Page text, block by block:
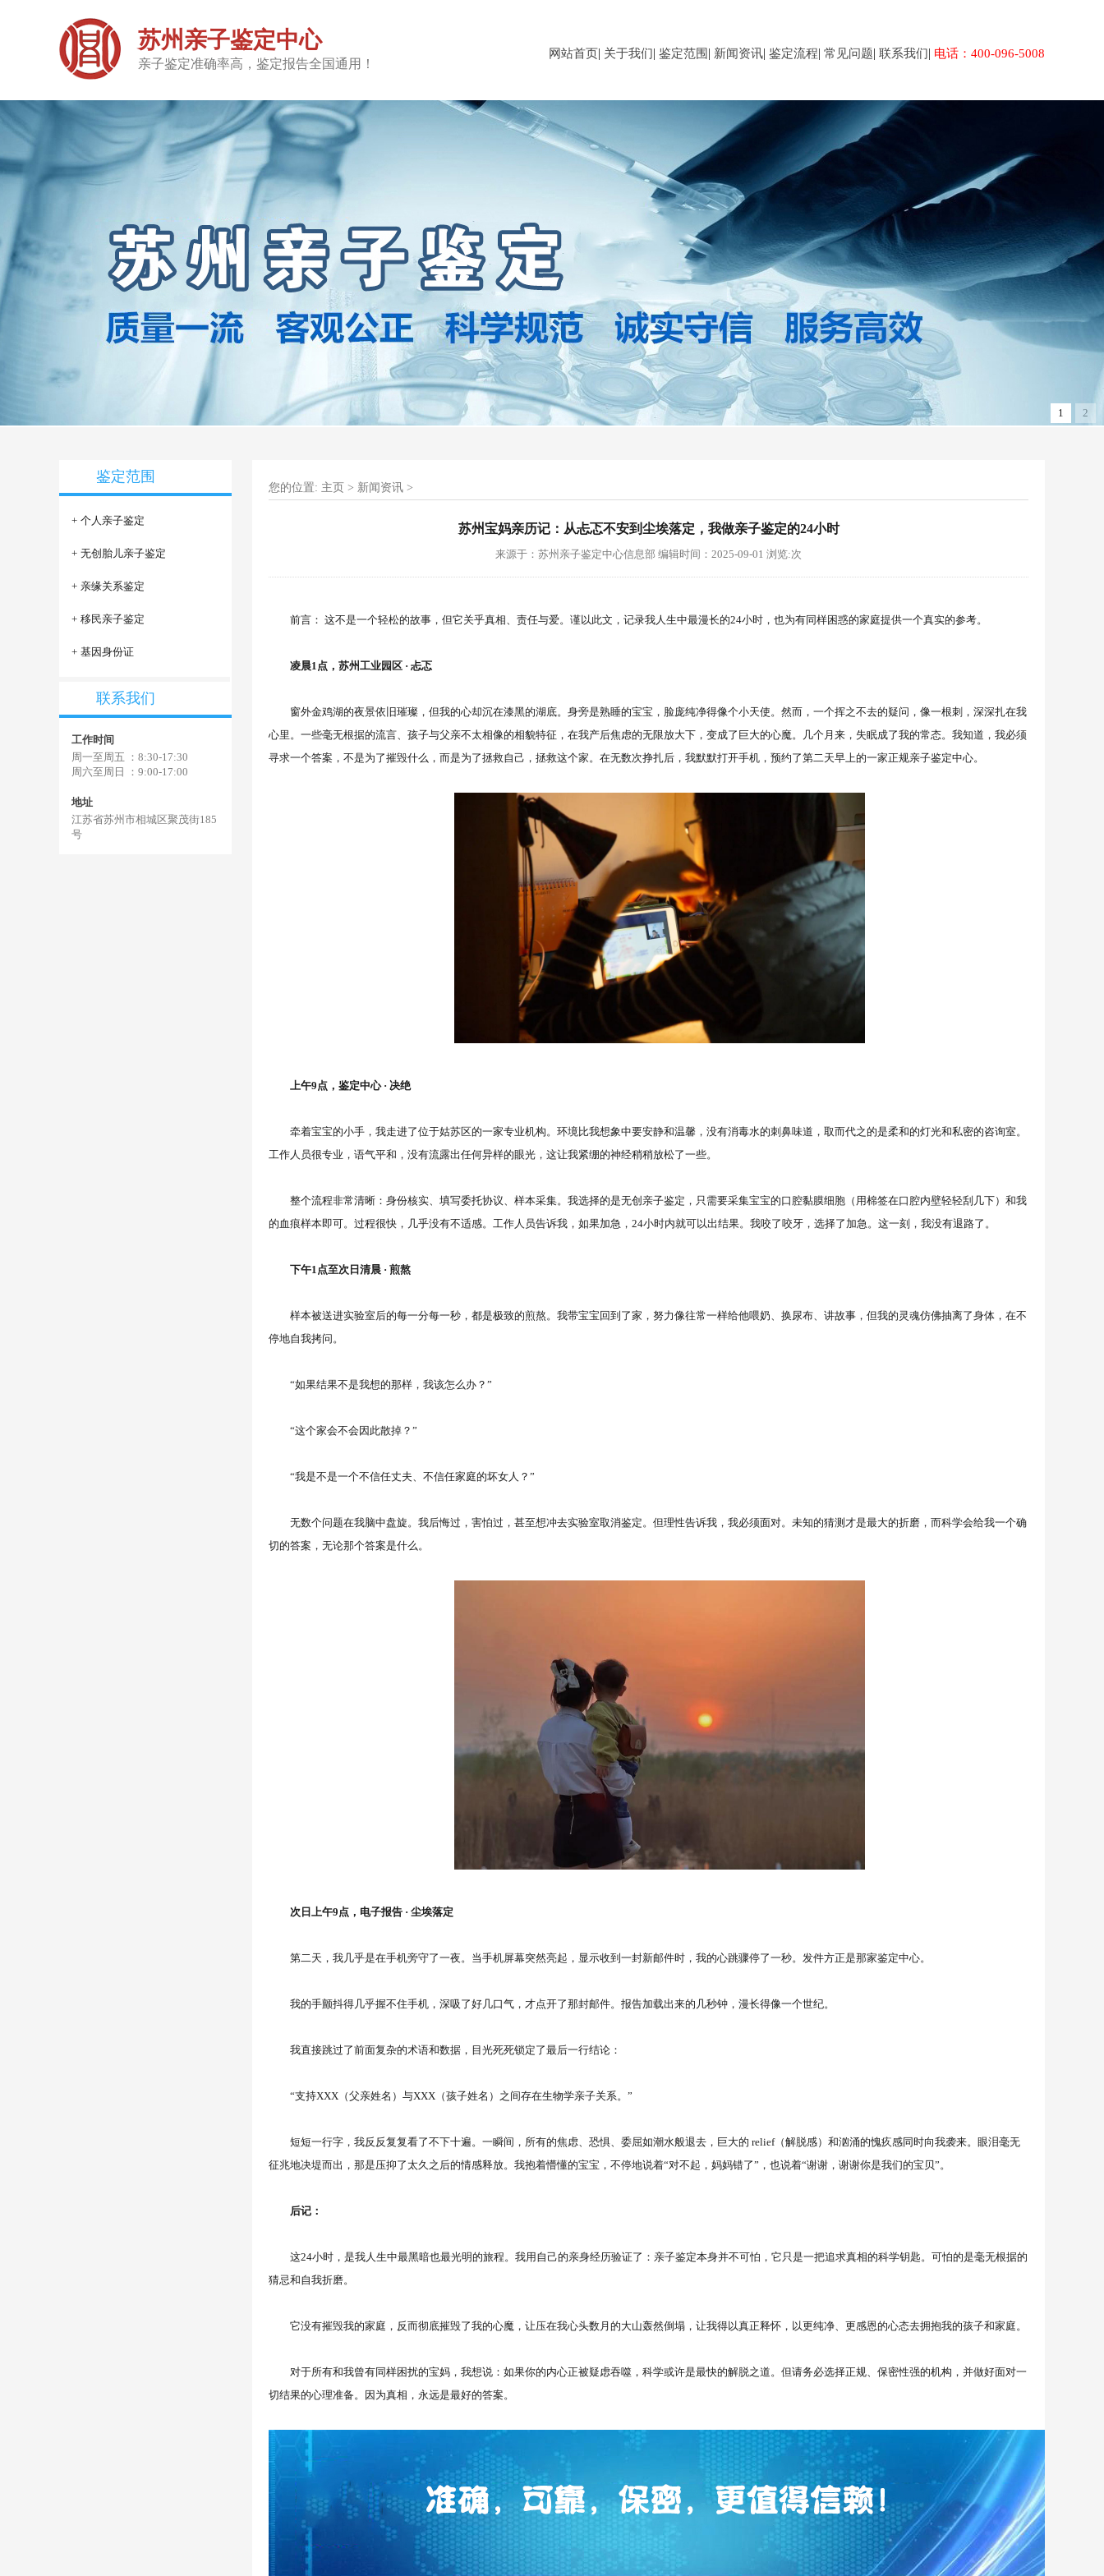
苏州亲子鉴定中心
亲子鉴定准确率高，鉴定报告全国通用！
网站首页| 关于我们| 鉴定范围 | 新闻资讯| 鉴定流程| 常见问题| 联系我们| 电话：400-096-5008
1 2
鉴定范围
+ 个人亲子鉴定
+ 无创胎儿亲子鉴定
+ 亲缘关系鉴定
+ 移民亲子鉴定
+ 基因身份证
联系我们
工作时间
周一至周五 ：8:30-17:30
周六至周日 ：9:00-17:00
地址
江苏省苏州市相城区聚茂街185
号
您的位置: 主页 > 新闻资讯 >
苏州宝妈亲历记：从忐忑不安到尘埃落定，我做亲子鉴定的24小时
来源于： 苏州亲子鉴定中心信息部 编辑时间：2025-09-01 浏览:次
前言： 这不是一个轻松的故事，但它关乎真相、责任与爱。谨以此文，记录我人生中最漫长的24小时，也为有同样困惑的家庭提供一个真实的参考。
凌晨1点，苏州工业园区 · 忐忑
窗外金鸡湖的夜景依旧璀璨，但我的心却沉在漆黑的湖底。身旁是熟睡的宝宝，脸庞纯净得像个小天使。然而，一个挥之不去的疑问，像一根刺，深深扎在我
心里。一些毫无根据的流言、孩子与父亲不太相像的相貌特征，在我产后焦虑的无限放大下，变成了巨大的心魔。几个月来，失眠成了我的常态。我知道，我必须
寻求一个答案，不是为了摧毁什么，而是为了拯救自己，拯救这个家。在无数次挣扎后，我默默打开手机，预约了第二天早上的一家正规亲子鉴定中心。
上午9点，鉴定中心 · 决绝
牵着宝宝的小手，我走进了位于姑苏区的一家专业机构。环境比我想象中要安静和温馨，没有消毒水的刺鼻味道，取而代之的是柔和的灯光和私密的咨询室。
工作人员很专业，语气平和，没有流露出任何异样的眼光，这让我紧绷的神经稍稍放松了一些。
整个流程非常清晰：身份核实、填写委托协议、样本采集。我选择的是无创亲子鉴定，只需要采集宝宝的口腔黏膜细胞（用棉签在口腔内壁轻轻刮几下）和我
的血痕样本即可。过程很快，几乎没有不适感。工作人员告诉我，如果加急，24小时内就可以出结果。我咬了咬牙，选择了加急。这一刻，我没有退路了。
下午1点至次日清晨 · 煎熬
样本被送进实验室后的每一分每一秒，都是极致的煎熬。我带宝宝回到了家，努力像往常一样给他喂奶、换尿布、讲故事，但我的灵魂仿佛抽离了身体，在不
停地自我拷问。
“如果结果不是我想的那样，我该怎么办？”
“这个家会不会因此散掉？”
“我是不是一个不信任丈夫、不信任家庭的坏女人？”
无数个问题在我脑中盘旋。我后悔过，害怕过，甚至想冲去实验室取消鉴定。但理性告诉我，我必须面对。未知的猜测才是最大的折磨，而科学会给我一个确
切的答案，无论那个答案是什么。
次日上午9点，电子报告 · 尘埃落定
第二天，我几乎是在手机旁守了一夜。当手机屏幕突然亮起，显示收到一封新邮件时，我的心跳骤停了一秒。发件方正是那家鉴定中心。
我的手颤抖得几乎握不住手机，深吸了好几口气，才点开了那封邮件。报告加载出来的几秒钟，漫长得像一个世纪。
我直接跳过了前面复杂的术语和数据，目光死死锁定了最后一行结论：
“支持XXX（父亲姓名）与XXX（孩子姓名）之间存在生物学亲子关系。”
短短一行字，我反反复复看了不下十遍。一瞬间，所有的焦虑、恐惧、委屈如潮水般退去，巨大的 relief（解脱感）和汹涌的愧疚感同时向我袭来。眼泪毫无
征兆地决堤而出，那是压抑了太久之后的情感释放。我抱着懵懂的宝宝，不停地说着“对不起，妈妈错了”，也说着“谢谢，谢谢你是我们的宝贝”。
后记：
这24小时，是我人生中最黑暗也最光明的旅程。我用自己的亲身经历验证了：亲子鉴定本身并不可怕，它只是一把追求真相的科学钥匙。可怕的是毫无根据的
猜忌和自我折磨。
它没有摧毁我的家庭，反而彻底摧毁了我的心魔，让压在我心头数月的大山轰然倒塌，让我得以真正释怀，以更纯净、更感恩的心态去拥抱我的孩子和家庭。
对于所有和我曾有同样困扰的宝妈，我想说：如果你的内心正被疑虑吞噬，科学或许是最快的解脱之道。但请务必选择正规、保密性强的机构，并做好面对一
切结果的心理准备。因为真相，永远是最好的答案。